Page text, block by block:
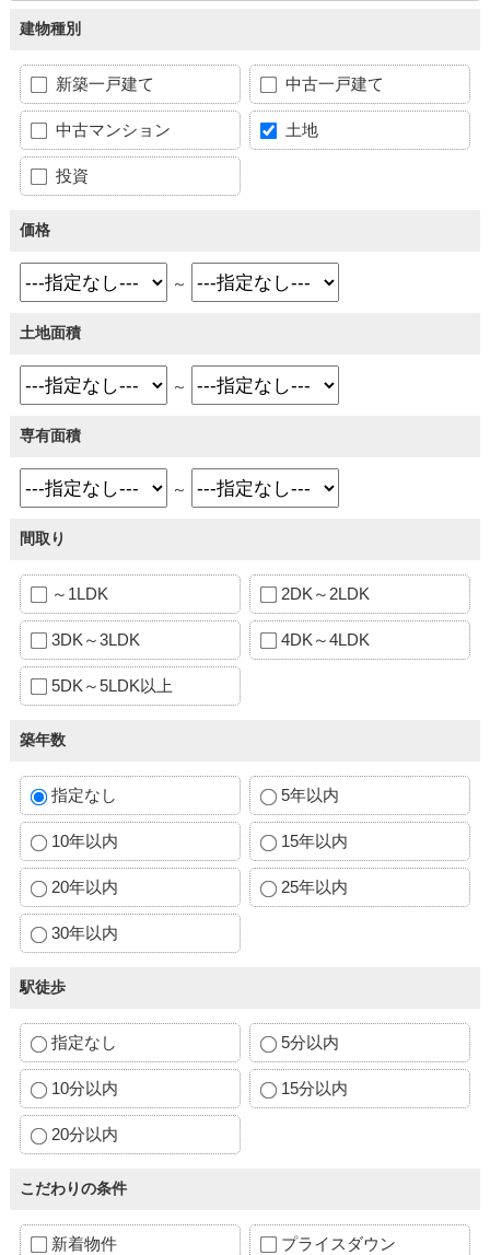
建物種別
新築一戸建て 中古一戸建て
中古マンション 土地
投資
価格
～
土地面積
～
専有面積
～
間取り
～1LDK 2DK～2LDK
3DK～3LDK 4DK～4LDK
5DK～5LDK以上
築年数
指定なし 5年以内
10年以内 15年以内
20年以内 25年以内
30年以内
駅徒歩
指定なし 5分以内
10分以内 15分以内
20分以内
こだわりの条件
新着物件 プライスダウン